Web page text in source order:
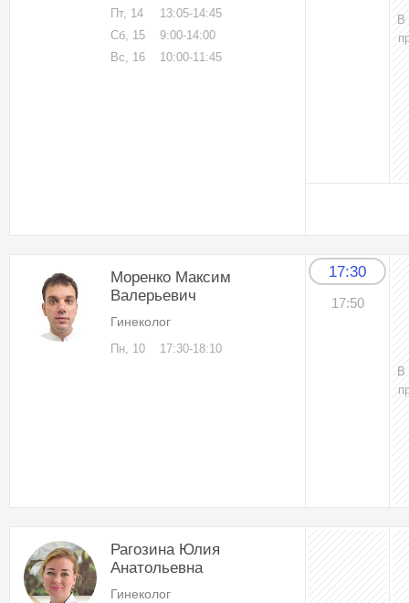
Пт, 14
13:05-14:45
Сб, 15
9:00-14:00
Вс, 16
10:00-11:45
В
Моренко Максим
Валерьевич
Гинеколог
Пн, 10 17:30-18:10
17:30
17:50
В
Рагозина Юлия
Анатольевна
Гинеколог